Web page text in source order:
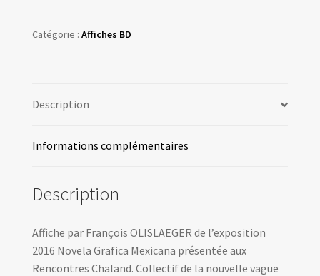
-
-
Chaland
Catégorie : Affiches BD
Description
Informations complémentaires
Description
Affiche par François OLISLAEGER de l’exposition
2016 Novela Grafica Mexicana présentée aux
Rencontres Chaland. Collectif de la nouvelle vague